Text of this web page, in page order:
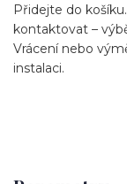
Přidejte do
kontaktovat –
Vrácení nebo
instalaci.